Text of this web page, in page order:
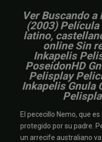
Ver Buscando
(2003)
latino,
online Sin
Inkapelis
PoseidonHD
Pelisplay
Inkapelis Gnula
El pececillo Nemo, que
protegido por su padre.
un arrecife australiano